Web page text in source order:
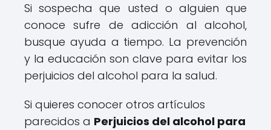
Si sospecha que usted o alguien que
conoce sufre de adicción al alcohol,
busque ayuda a tiempo. La prevención
y la educación son clave para evitar los
perjuicios del alcohol para la salud.
Si quieres conocer otros artículos
parecidos a Perjuicios del alcohol para